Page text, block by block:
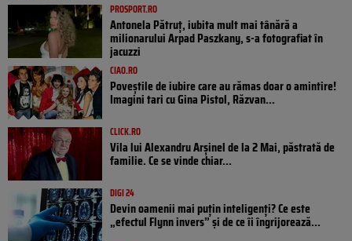
PROSPORT.RO
Antonela Pătruț, iubita mult mai tânără a
milionarului Arpad Paszkany, s-a fotografiat în
jacuzzi
CIAO.RO
Poveştile de iubire care au rămas doar o amintire!
Imagini tari cu Gina Pistol, Răzvan...
CLICK.RO
Vila lui Alexandru Arșinel de la 2 Mai, păstrată de
familie. Ce se vinde chiar...
DIGI 24
Devin oamenii mai puțin inteligenți? Ce este
„efectul Flynn invers” și de ce îi îngrijorează...